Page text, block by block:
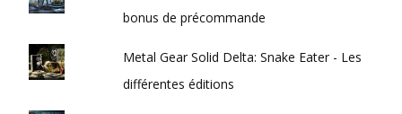
bonus de précommande
Metal Gear Solid Delta: Snake Eater - Les
différentes éditions